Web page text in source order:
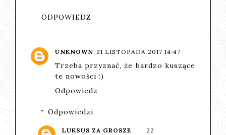
ODPOWIEDZ
UNKNOWN 21 LISTOPADA 2017 14:47
Trzeba przyznać, że bardzo kuszące
te nowości :)
Odpowiedz
Odpowiedzi
LUKSUS ZA GROSZE
22